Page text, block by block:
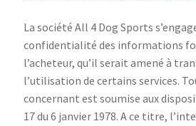
La société All 4 Dog Sports
confidentialité des informations
l’acheteur, qu’il serait amené à
l’utilisation de certains services.
concernant est soumise aux
17 du 6 janvier 1978. A ce titre,